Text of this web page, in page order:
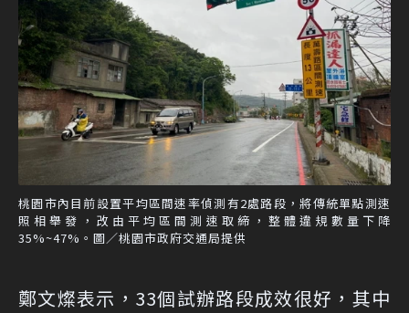
桃園市內目前設置平均區間速率偵測有2處路段，將傳統單點測速
照相舉發，改由平均區間測速取締，整體違規數量下降
35%~47%。圖／桃園市政府交通局提供
鄭文燦表示，33個試辦路段成效很好，其中